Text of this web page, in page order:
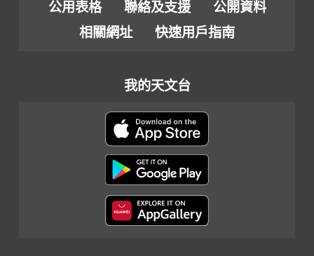
公用表格 聯絡及支援
公開資料
相關網址
快速用戶指南
我的天文台